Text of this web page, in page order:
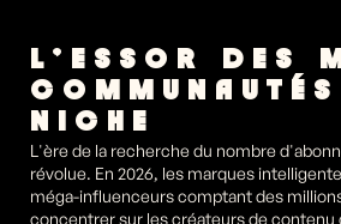
L'ESSOR DES
NICHE
L'ère de la recherche du nombre
révolue. En 2026, les marques
méga-influenceurs comptant des
concentrer sur les créateurs de contenu